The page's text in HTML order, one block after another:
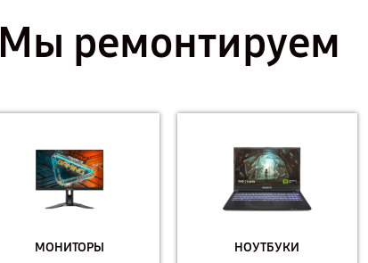
Мы ремонтируем
МОНИТОРЫ НОУТБУКИ